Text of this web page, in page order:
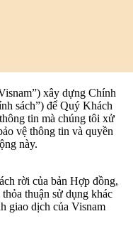
xây dựng Chính
sách”) để Quý Khách
tin mà chúng tôi xử
vệ thông tin và quyền
này.
rời của bản Hợp đồng,
thuận sử dụng khác
giao dịch của Visnam